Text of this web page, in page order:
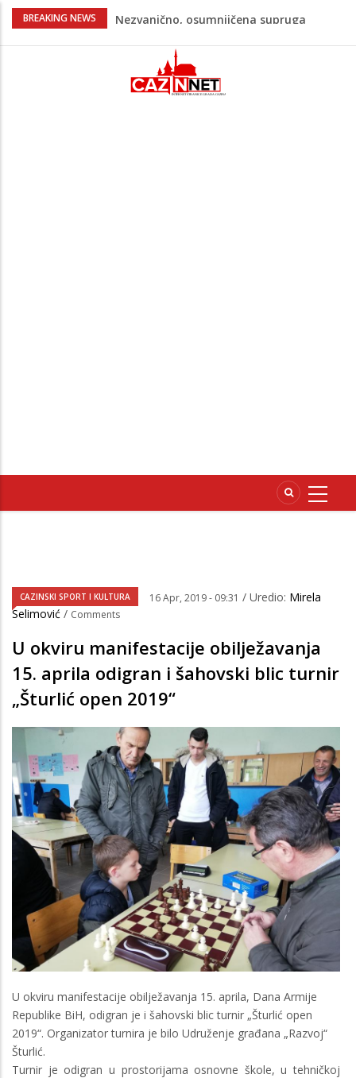
BREAKING NEWS
Na Ahiret preselila Bešić (rođ. Blažević)
Na Ahiret preselio ŠUPUK (Refik) ŠEFIK
Evo koje države su zasad za, a koje
protiv Infantina na izborima: Srbija i
CAZINSKI SPORT I KULTURA 16 Apr, 2019 - 09:31 / Uredio: Mirela
Selimović / Comments
U okviru manifestacije obilježavanja
15. aprila odigran i šahovski blic turnir
„Šturlić open 2019“
U okviru manifestacije obilježavanja 15. aprila, Dana Armije
Republike BiH, odigran je i šahovski blic turnir „Šturlić open
2019“. Organizator turnira je bilo Udruženje građana „Razvoj“
Šturlić.
Turnir je odigran u prostorijama osnovne škole, u tehničkoj